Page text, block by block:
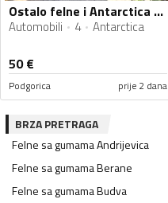
Ostalo felne i Antarctica gume
Automobili 4 Antarctica
50€
Podgorica prije 2 dana
BRZA PRETRAGA
Felne sa gumamaAndrijevica
Felne sa gumamaBerane
Felne sa gumamaBudva